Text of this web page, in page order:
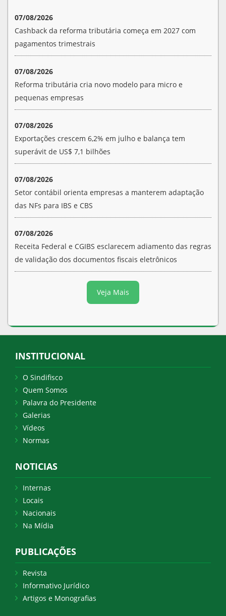
07/08/2026
Cashback da reforma tributária começa em 2027 com
pagamentos trimestrais
07/08/2026
Reforma tributária cria novo modelo para micro e
pequenas empresas
07/08/2026
Exportações crescem 6,2% em julho e balança tem
superávit de US$ 7,1 bilhões
07/08/2026
Setor contábil orienta empresas a manterem adaptação
das NFs para IBS e CBS
07/08/2026
Receita Federal e CGIBS esclarecem adiamento das regras
de validação dos documentos fiscais eletrônicos
Veja Mais
INSTITUCIONAL
O Sindifisco
Quem Somos
Palavra do Presidente
Galerias
Vídeos
Normas
NOTICIAS
Internas
Locais
Nacionais
Na Mídia
PUBLICAÇÕES
Revista
Informativo Jurídico
Artigos e Monografias